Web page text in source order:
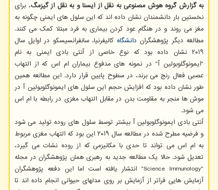
به گزارش گروه هوش مصنوعی به نقل از ایسنا و به نقل از گیزمگ، برای
نخستین بار دانشمندان نشان داده اند که این سلول های ایمنی چگونه به
مغز می روند و در هنگام عود کردن بیماری به فرد مبتلا کمک می کنند.
مطالعه دیگر پژوهشگران دانشگاه کالیفرنیا، سانفرانسیسکو در اوایل سال
۲۰۱۹ نشان داده بود که نوع خاصی از آنتی بادی ایمنی به نام
"ایمونوگلوبولین آ" در نمونه های مدفوع بیماران ام اس که از التهاب
عصبی فعال رنج می برند، در سطوح پایین قرار دارد. این مطالعه همین
طور نشان داده بود که افزایش حجم این سلول های ایمونوگلوبولین آ در
موش ها منجر به مقاومت بدن در مقابل التهاب مغزی در رابطه با ام اس
می شود.
آنتی بادی ایمونوگلوبولین آ بیشتر توسط سلول های روده تولید می شود
و فرضیه مطرح شده در مطالعه سال ۲۰۱۹ این بود که التهاب مغزی مربوط
به ام اس می تواند تا حدی با مکانیزمی که از روده نشات می گیرد،
تعدیل شود. حالا یک مطالعه جدید به رهبری همان پژوهشگران در مجله
"Science Immunology" انتشار یافته است اما این دفعه پژوهشگران
آزمایش هایی فراتر از آزمایش بر روی مدلهای حیوانی انجام داده اند تا